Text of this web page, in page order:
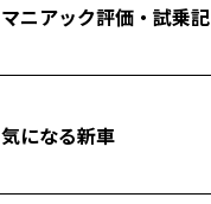
マニアック評価・試乗記
気になる新車